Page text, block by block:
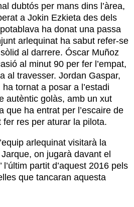
dubtós per mans dins l’àrea,
a Jokin Ezkieta des dels
ha donat una passa
arlequinat ha sabut refer-se
al darrere. Óscar Muñoz
al minut 90 per fer l’empat,
al travesser. Jordan Gaspar,
tornat a posar a l’estadi
autèntic golàs, amb un xut
que ha entrat per l’escaire de
fer res per aturar la pilota.
arlequinat visitarà la
on jugarà davant el
l’últim partit d’aquest 2016 pels
que tancaran aquesta